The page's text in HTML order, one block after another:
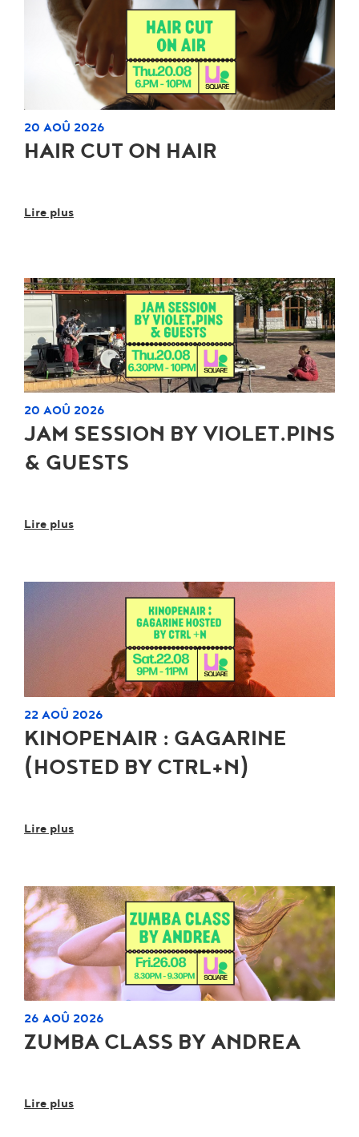
20 AOÛ 2026
HAIR CUT ON HAIR
Lire plus
20 AOÛ 2026
JAM SESSION BY VIOLET.PINS
& GUESTS
Lire plus
22 AOÛ 2026
KINOPENAIR : GAGARINE
(HOSTED BY CTRL+N)
Lire plus
26 AOÛ 2026
ZUMBA CLASS BY ANDREA
Lire plus